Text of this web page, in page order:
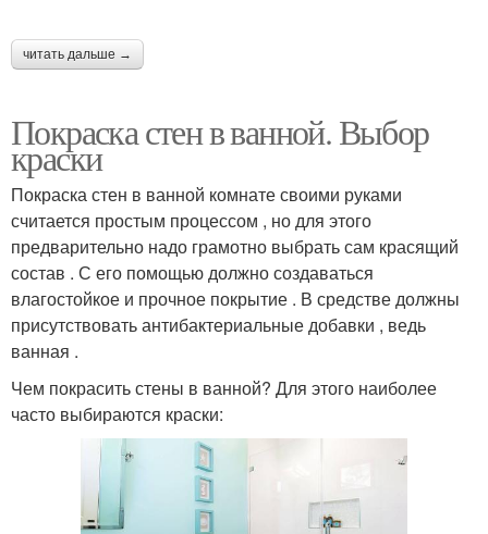
читать дальше →
Покраска стен в ванной. Выбор
краски
Покраска стен в ванной комнате своими руками
считается простым процессом , но для этого
предварительно надо грамотно выбрать сам красящий
состав . С его помощью должно создаваться
влагостойкое и прочное покрытие . В средстве должны
присутствовать антибактериальные добавки , ведь
ванная .
Чем покрасить стены в ванной? Для этого наиболее
часто выбираются краски: